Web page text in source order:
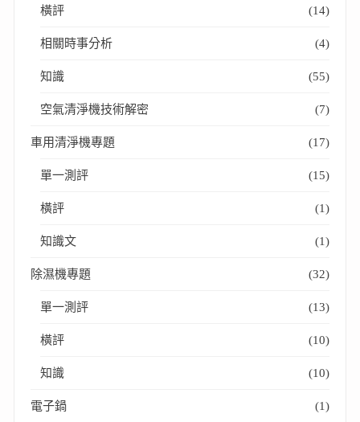
橫評 (14)
相關時事分析 (4)
知識 (55)
空氣清淨機技術解密 (7)
車用清淨機專題 (17)
單一測評 (15)
橫評 (1)
知識文 (1)
除濕機專題 (32)
單一測評 (13)
橫評 (10)
知識 (10)
電子鍋 (1)